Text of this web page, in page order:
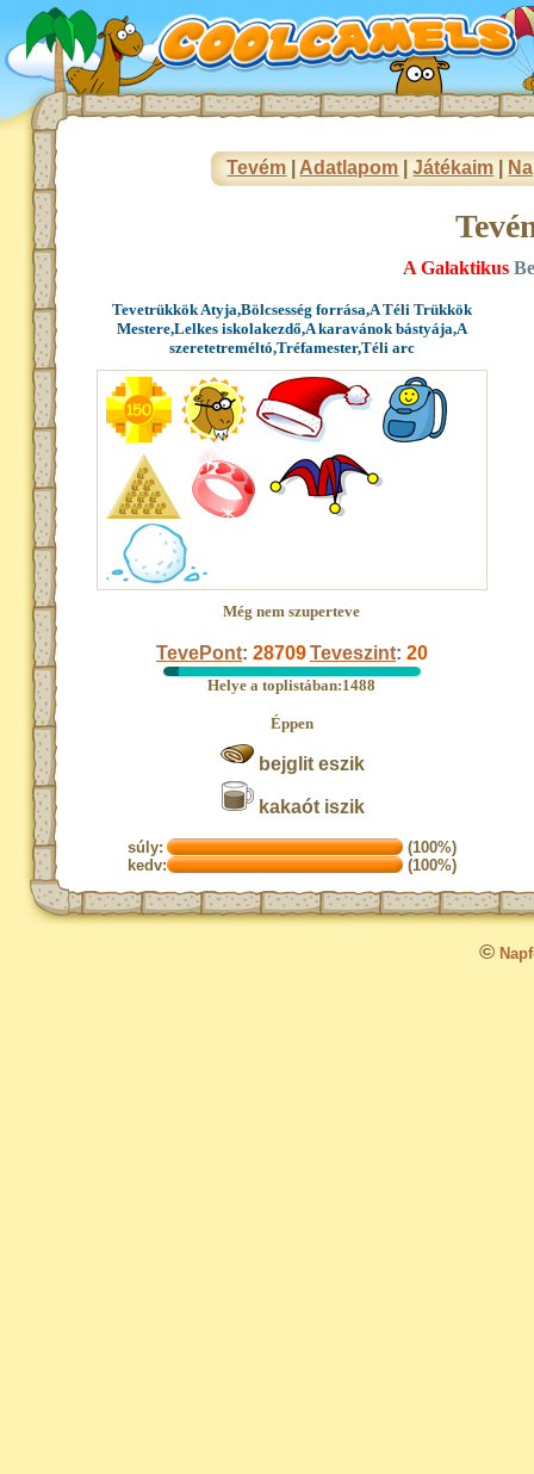
Tevém Adatlapom |Játékaim
A Galaktikus
Tevetrükkök Atyja,Bölcsesség forrása,A Téli Trükkök
Mestere,Lelkes iskolakezdő,A karavánok bástyája,A
szeretetreméltó,Tréfamester,Téli arc
Még nem szuperteve
TevePont: 28709Teveszint: 20
Helye a toplistában:1488
Éppen
bejglit eszik
kakaót iszik
súly:
(100%)
kedv:
(100%)
©